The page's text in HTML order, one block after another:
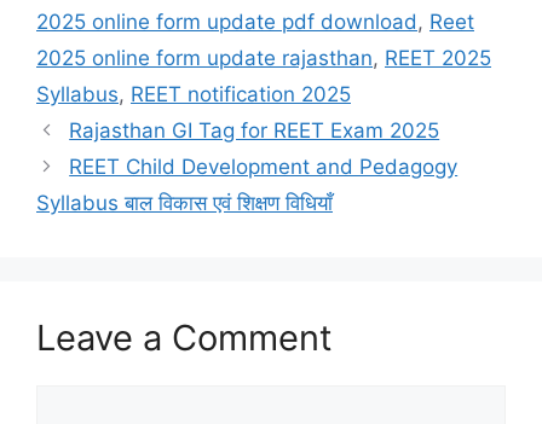
2025 online form update pdf download, Reet
2025 online form update rajasthan, REET 2025
Syllabus, REET notification 2025
Rajasthan GI Tag for REET Exam 2025
REET Child Development and Pedagogy
Syllabus बाल विकास एवं शिक्षण विधियाँ
Leave a Comment